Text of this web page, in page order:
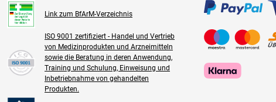
Link zum BfArM-Verzeichnis
ISO 9001 zertifiziert - Handel und Vertrieb
von Medizinprodukten und Arzneimitteln
sowie die Beratung in deren Anwendung,
Training und Schulung, Einweisung und
Inbetriebnahme von gehandelten
Produkten.